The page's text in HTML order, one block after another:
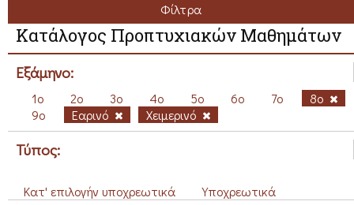
Φίλτρα
Κατάλογος Προπτυχιακών Μαθημάτων
Εξάμηνο:
1ο 2ο 3ο 4ο 5ο 6ο 7ο
8ο
9ο
Εαρινό Χειμερινό
Τύπος:
Κατ' επιλογήν υποχρεωτικά Υποχρεωτικά